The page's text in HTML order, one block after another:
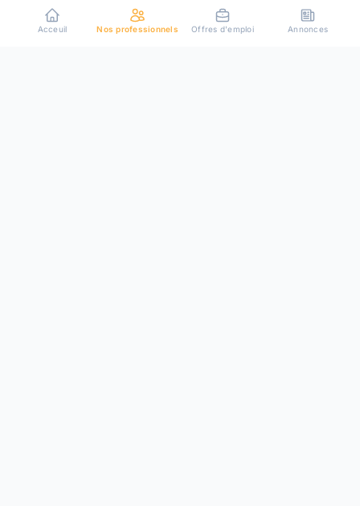
Acceuil Nos professionnels Offres d'emploi Annonces